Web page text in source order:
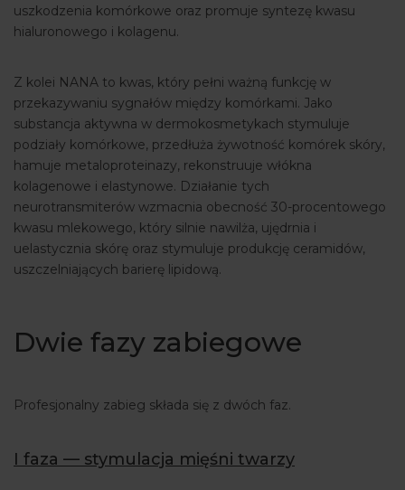
uszkodzenia komórkowe oraz promuje syntezę kwasu
hialuronowego i kolagenu.
Z kolei NANA to kwas, który pełni ważną funkcję w
przekazywaniu sygnałów między komórkami. Jako
substancja aktywna w dermokosmetykach stymuluje
podziały komórkowe, przedłuża żywotność komórek skóry,
hamuje metaloproteinazy, rekonstruuje włókna
kolagenowe i elastynowe. Działanie tych
neurotransmiterów wzmacnia obecność 30-procentowego
kwasu mlekowego, który silnie nawilża, ujędrnia i
uelastycznia skórę oraz stymuluje produkcję ceramidów,
uszczelniających barierę lipidową.
Dwie fazy zabiegowe
Profesjonalny zabieg składa się z dwóch faz.
I faza — stymulacja mięśni twarzy